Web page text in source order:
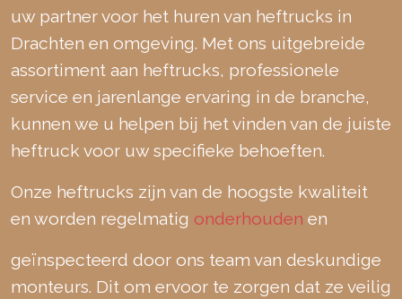
uw partner voor het huren van heftrucks in
Drachten en omgeving. Met ons uitgebreide
assortiment aan heftrucks, professionele
service en jarenlange ervaring in de branche,
kunnen we u helpen bij het vinden van de juiste
heftruck voor uw specifieke behoeften.
Onze heftrucks zijn van de hoogste kwaliteit
en worden regelmatig onderhouden en
geïnspecteerd door ons team van deskundige
monteurs. Dit om ervoor te zorgen dat ze veilig